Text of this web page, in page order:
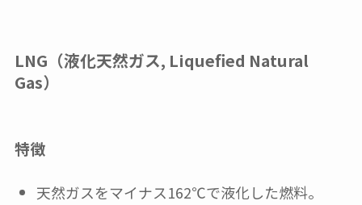
LNG（液化天然ガス, Liquefied Natural
Gas）
特徴
天然ガスをマイナス162℃で液化した燃料。